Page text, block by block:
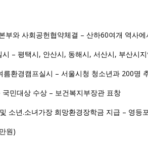
부와 사회공헌협약체결 – 산하60여개 역사
– 평택시, 안산시, 동해시, 서산시, 부산시
름환경캠프실시 – 서울시청 청소년과 200명
민대상 수상 – 보건복지부장관 표창
소년.소녀가장 희망환경장학금 지급 – 영등
원)